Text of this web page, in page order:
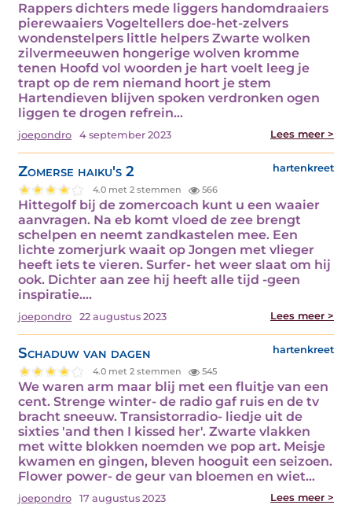
Rappers dichters mede liggers handomdraaiers
pierewaaiers Vogeltellers doe-het-zelvers
wondenstelpers little helpers Zwarte wolken
zilvermeeuwen hongerige wolven kromme
tenen Hoofd vol woorden je hart voelt leeg je
trapt op de rem niemand hoort je stem
Hartendieven blijven spoken verdronken ogen
liggen te drogen refrein…
joepondro 4 september 2023 Lees meer >
Zomerse haiku's 2 hartenkreet
4.0 met 2 stemmen 566
Hittegolf bij de zomercoach kunt u een waaier
aanvragen. Na eb komt vloed de zee brengt
schelpen en neemt zandkastelen mee. Een
lichte zomerjurk waait op Jongen met vlieger
heeft iets te vieren. Surfer- het weer slaat om hij
ook. Dichter aan zee hij heeft alle tijd -geen
inspiratie.…
joepondro 22 augustus 2023 Lees meer >
Schaduw van dagen hartenkreet
4.0 met 2 stemmen 545
We waren arm maar blij met een fluitje van een
cent. Strenge winter- de radio gaf ruis en de tv
bracht sneeuw. Transistorradio- liedje uit de
sixties 'and then I kissed her'. Zwarte vlakken
met witte blokken noemden we pop art. Meisje
kwamen en gingen, bleven hooguit een seizoen.
Flower power- de geur van bloemen en wiet…
joepondro 17 augustus 2023 Lees meer >